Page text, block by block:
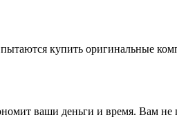
купить оригинальные
ваши деньги и время. Вам не